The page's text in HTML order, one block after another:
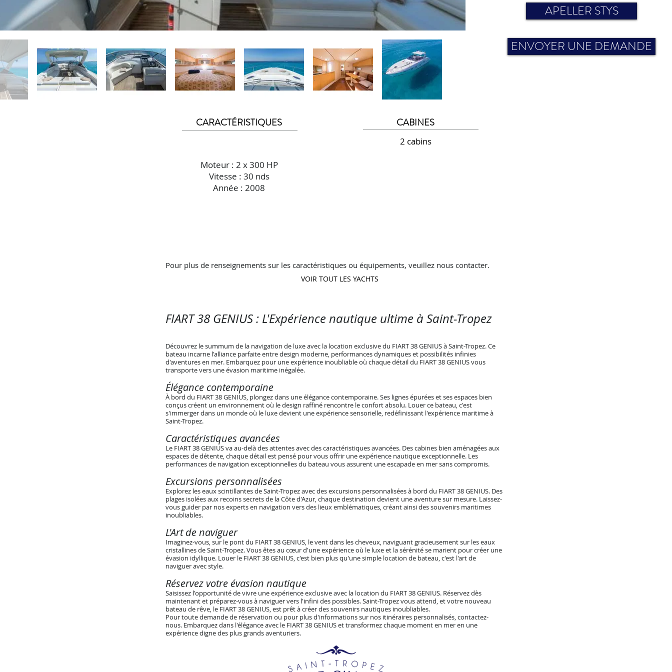
CARACTÉRISTIQUES CABINES
2 cabins
Moteur : 2 x 300 HP
Vitesse : 30 nds
Année : 2008
APELLER STYS
ENVOYER UNE DEMANDE
Pour plus de renseignements sur les caractéristiques ou équipements, veuillez nous contacter.
VOIR TOUT LES YACHTS
FIART 38 GENIUS : L'Expérience nautique ultime à Saint-Tropez
Découvrez le summum de la navigation de luxe avec la location exclusive du FIART 38 GENIUS à Saint-Tropez. Ce
bateau incarne l'alliance parfaite entre design moderne, performances dynamiques et possibilités infinies
d'aventures en mer. Embarquez pour une expérience inoubliable où chaque détail du FIART 38 GENIUS vous
transporte vers une évasion maritime inégalée.
Élégance contemporaine
À bord du FIART 38 GENIUS, plongez dans une élégance contemporaine. Ses lignes épurées et ses espaces bien
conçus créent un environnement où le design raffiné rencontre le confort absolu. Louer ce bateau, c'est
s'immerger dans un monde où le luxe devient une expérience sensorielle, redéfinissant l'expérience maritime à
Saint-Tropez.
Caractéristiques avancées
Le FIART 38 GENIUS va au-delà des attentes avec des caractéristiques avancées. Des cabines bien aménagées aux
espaces de détente, chaque détail est pensé pour vous offrir une expérience nautique exceptionnelle. Les
performances de navigation exceptionnelles du bateau vous assurent une escapade en mer sans compromis.
Excursions personnalisées
Explorez les eaux scintillantes de Saint-Tropez avec des excursions personnalisées à bord du FIART 38 GENIUS. Des
plages isolées aux recoins secrets de la Côte d'Azur, chaque destination devient une aventure sur mesure. Laissez-
vous guider par nos experts en navigation vers des lieux emblématiques, créant ainsi des souvenirs maritimes
inoubliables.
L'Art de naviguer
Imaginez-vous, sur le pont du FIART 38 GENIUS, le vent dans les cheveux, naviguant gracieusement sur les eaux
cristallines de Saint-Tropez. Vous êtes au cœur d'une expérience où le luxe et la sérénité se marient pour créer une
évasion idyllique. Louer le FIART 38 GENIUS, c'est bien plus qu'une simple location de bateau, c'est l'art de
naviguer avec style.
Réservez votre évasion nautique
Saisissez l'opportunité de vivre une expérience exclusive avec la location du FIART 38 GENIUS. Réservez dès
maintenant et préparez-vous à naviguer vers l'infini des possibles. Saint-Tropez vous attend, et votre nouveau
bateau de rêve, le FIART 38 GENIUS, est prêt à créer des souvenirs nautiques inoubliables.
Pour toute demande de réservation ou pour plus d'informations sur nos itinéraires personnalisés, contactez-
nous. Embarquez dans l'élégance avec le FIART 38 GENIUS et transformez chaque moment en mer en une
expérience digne des plus grands aventuriers.